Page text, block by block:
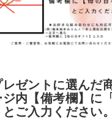
ゼントに選んだ
内【備考欄】に
ご入力ください。